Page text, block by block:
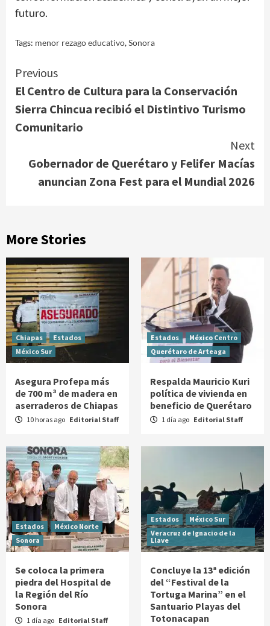
futuro.
Tags: menor rezago educativo,Sonora
Continue
Reading
Previous
El Centro de Cultura para la Conservación
Sierra Chincua recibió el Distintivo Turismo
Comunitario
Next
Gobernador de Querétaro y Felifer Macías
anuncian Zona Fest para el Mundial 2026
More Stories
Chiapas
Estados
México Sur
Asegura Profepa más
de 700 m³ de madera en
aserraderos de Chiapas
10 horas ago Editorial Staff
Estados
México Centro
Querétaro de Arteaga
Respalda Mauricio Kuri
política de vivienda en
beneficio de Querétaro
1 día ago Editorial Staff
Estados
México Norte
Sonora
Se coloca la primera
piedra del Hospital de
la Región del Río
Sonora
1 día ago Editorial Staff
Estados
México Sur
Veracruz de Ignacio de la
Llave
Concluye la 13ª edición
del “Festival de la
Tortuga Marina” en el
Santuario Playas del
Totonacapan